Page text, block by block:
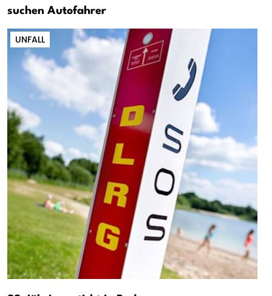
suchen Autofahrer
UNFALL